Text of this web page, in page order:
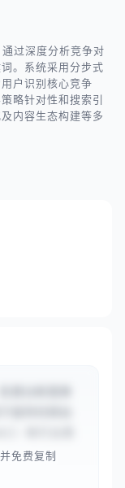
过深度分析竞争对
。系统采用分步式
户识别核心竞争
略针对性和搜索引
内容生态构建等多
和行业类
免费复制